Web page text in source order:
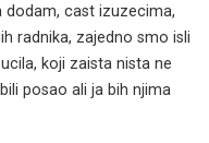
dodam, cast izuzecima,
radnika, zajedno smo isli
koji zaista nista ne
posao ali ja bih njima